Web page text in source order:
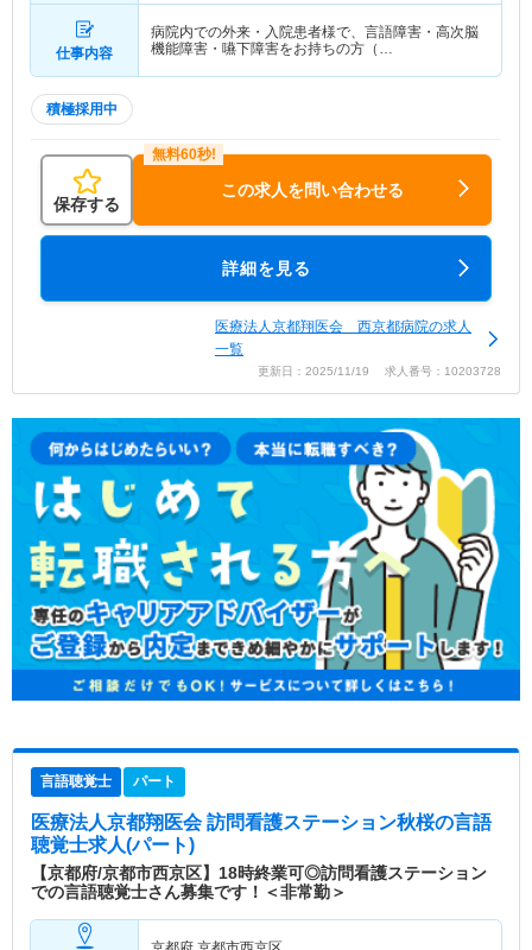
仕事内容
病院内での外来・入院患者様で、言語障害・高次脳
機能障害・嚥下障害をお持ちの方（…
積極採用中
保存する
この求人を問い合わせる
詳細を見る
医療法人京都翔医会 西京都病院の求人
一覧
更新日：2025/11/19 求人番号：10203728
言語聴覚士 パート
医療法人京都翔医会 訪問看護ステーション秋桜の言語
聴覚士求人(パート)
【京都府/京都市西京区】18時終業可◎訪問看護ステーション
での言語聴覚士さん募集です！＜非常勤＞